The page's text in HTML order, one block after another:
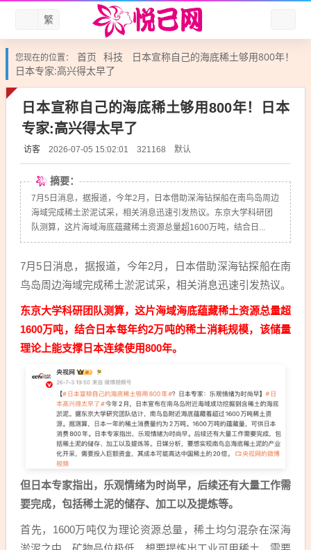
繁
您现在的位置： 首页 科技
日本宣称自己的海底稀土够用800年！
日本专家:高兴得太早了
日本宣称自己的海底稀土够用800年！日本
专家:高兴得太早了
访客 2026-07-05 15:02:01 321168 默认
摘要：
7月5日消息，据报道，今年2月，日本借助深海钻探船在南鸟岛周边
海域完成稀土淤泥试采，相关消息迅速引发热议。东京大学科研团
队测算，这片海域海底蕴藏稀土资源总量超1600万吨，结合日...
7月5日消息，据报道，今年2月，日本借助深海钻探船在南
鸟岛周边海域完成稀土淤泥试采，相关消息迅速引发热议。
东京大学科研团队测算，这片海域海底蕴藏稀土资源总量超
1600万吨，结合日本每年约2万吨的稀土消耗规模，该储量
理论上能支撑日本连续使用800年。
但日本专家指出，乐观情绪为时尚早，后续还有大量工作需
要完成，包括稀土泥的储存、加工以及提炼等。
首先，1600万吨仅为理论资源总量，稀土均匀混杂在深海